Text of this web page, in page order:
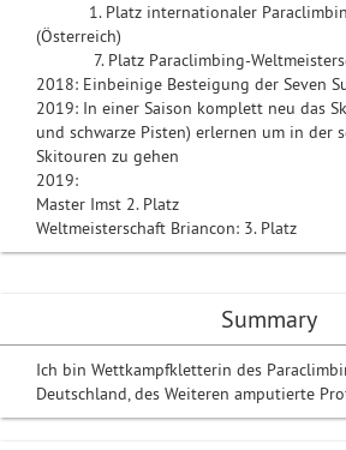
Summary
Ich bin Wettkampfkletterin des
Deutschland, des Weiteren amputierte
1. Platz internationaler
(Österreich)
7. Platz Paraclimbing-
2018: Einbeinige Besteigung der Seven
2019: In einer Saison komplett neu das
und schwarze Pisten) erlernen um in
Skitouren zu gehen
2019:
Master Imst 2. Platz
Weltmeisterschaft Briancon: 3. Platz